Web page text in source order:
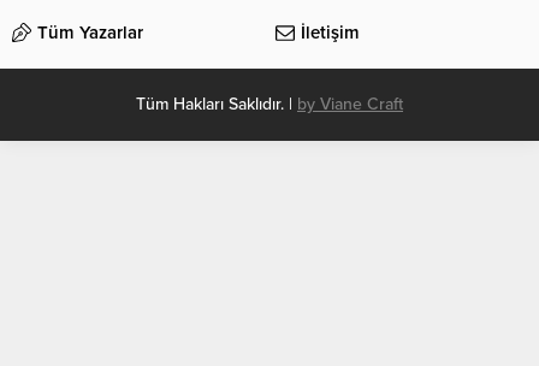
Tüm Yazarlar İletişim
Tüm Hakları Saklıdır. | by Viane Craft